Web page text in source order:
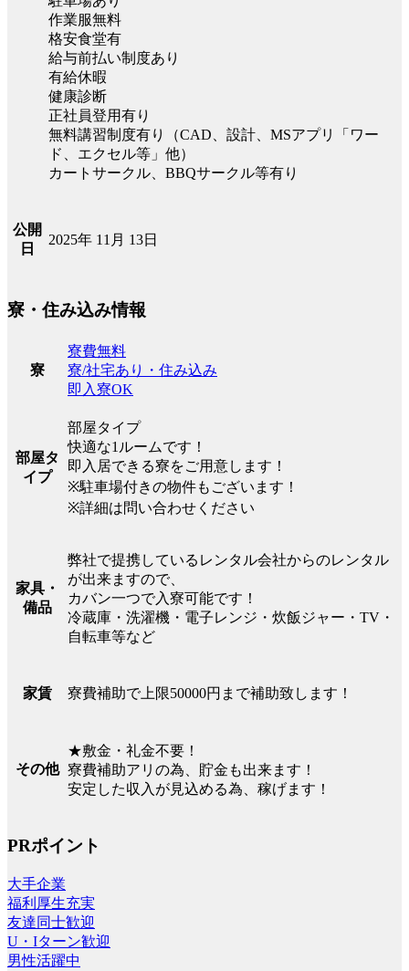
作業服無料
格安食堂有
給与前払い制度あり
有給休暇
健康診断
正社員登用有り
無料講習制度有り（CAD、設計、MSアプリ「ワー
ド、エクセル等」他）
カートサークル、BBQサークル等有り
公開
日
2025年 11月 13日
寮・住み込み情報
寮
寮費無料
寮/社宅あり・住み込み
即入寮OK
部屋タ
イプ
部屋タイプ
快適な1ルームです！
即入居できる寮をご用意します！
※駐車場付きの物件もございます！
※詳細は問い合わせください
家具・
備品
弊社で提携しているレンタル会社からのレンタル
が出来ますので、
カバン一つで入寮可能です！
冷蔵庫・洗濯機・電子レンジ・炊飯ジャー・TV・
自転車等など
家賃 寮費補助で上限50000円まで補助致します！
その他
★敷金・礼金不要！
寮費補助アリの為、貯金も出来ます！
安定した収入が見込める為、稼げます！
PRポイント
大手企業
福利厚生充実
友達同士歓迎
U・Iターン歓迎
男性活躍中